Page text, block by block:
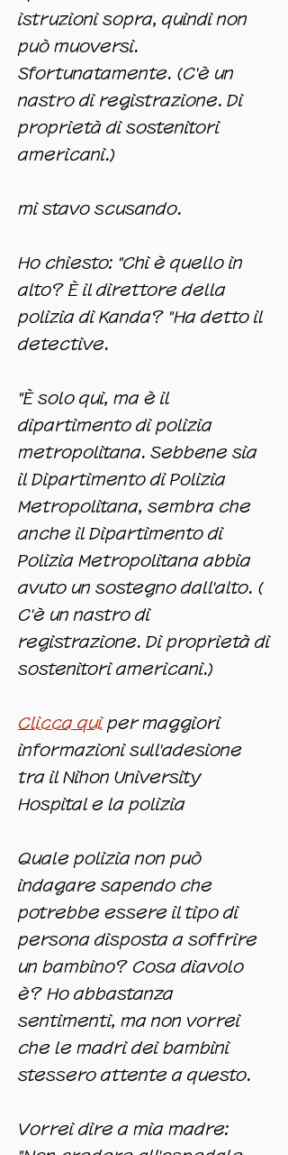
istruzioni sopra, quindi non
può muoversi.
Sfortunatamente. (C'è un
nastro di registrazione. Di
proprietà di sostenitori
americani.)
mi stavo scusando.
Ho chiesto: "Chi è quello in
alto? È il direttore della
polizia di Kanda? "Ha detto il
detective.
"È solo qui, ma è il
dipartimento di polizia
metropolitana. Sebbene sia
il Dipartimento di Polizia
Metropolitana, sembra che
anche il Dipartimento di
Polizia Metropolitana abbia
avuto un sostegno dall'alto. (
C'è un nastro di
registrazione. Di proprietà di
sostenitori americani.)
Clicca quiper maggiori
informazioni sull'adesione
tra il Nihon University
Hospital e la polizia
Quale polizia non può
indagare sapendo che
potrebbe essere il tipo di
persona disposta a soffrire
un bambino? Cosa diavolo
è? Ho abbastanza
sentimenti, ma non vorrei
che le madri dei bambini
stessero attente a questo.
Vorrei dire a mia madre: